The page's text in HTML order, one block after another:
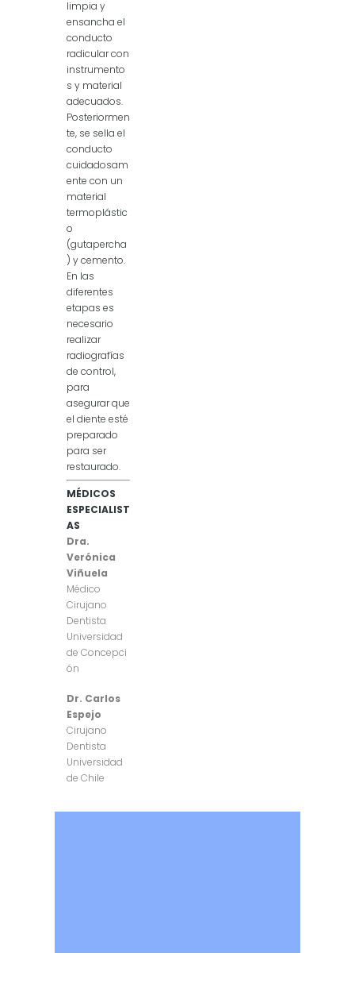
limpia y
ensancha el
conducto
radicular con
instrumento
s y material
adecuados.
Posteriormen
te, se sella el
conducto
cuidadosam
ente con un
material
termoplástic
o
(gutapercha
) y cemento.
En las
diferentes
etapas es
necesario
realizar
radiografías
de control,
para
asegurar que
el diente esté
preparado
para ser
restaurado.
MÉDICOS
ESPECIALIST
AS
Dra.
Verónica
Viñuela
Médico
Cirujano
Dentista
Universidad
de Concepci
ón
Dr. Carlos
Espejo
Cirujano
Dentista
Universidad
de Chile